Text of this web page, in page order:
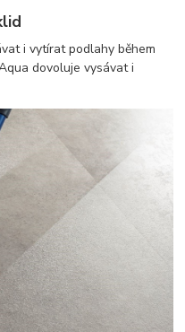
i vytírat podlahy během
dovoluje vysávat i